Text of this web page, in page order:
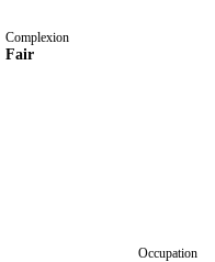
Complexion
Fair
Occupation